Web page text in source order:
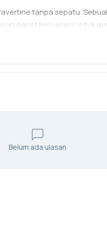
tanpa sepatu.
dapat bervariasi untuk
Belum ada ulasan